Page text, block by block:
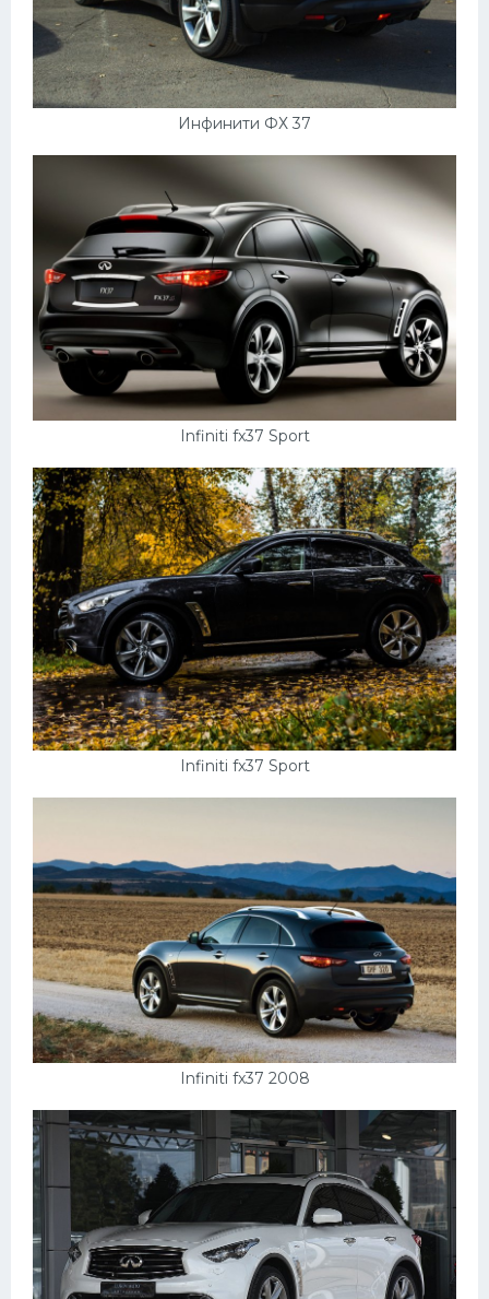
Инфинити ФХ 37
Infiniti fx37 Sport
Infiniti fx37 Sport
Infiniti fx37 2008
Мотоциклы
Ямаха
Додж
Спецтехника